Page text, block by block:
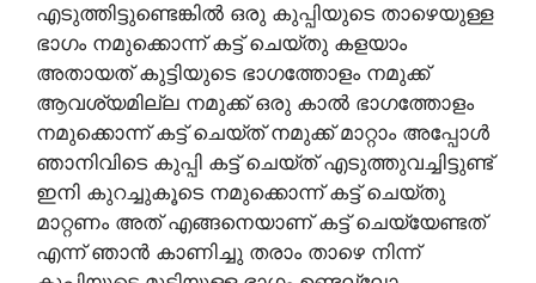
എടുത്തിട്ടുണ്ടെങ്കിൽ ഒരു കുപ്പിയുടെ താഴെയുള്ള
ഭാഗം നമുക്കൊന്ന് കട്ട് ചെയ്തു കളയാം
അതായത് കുട്ടിയുടെ ഭാഗത്തോളം നമുക്ക്
ആവശ്യമില്ല നമുക്ക് ഒരു കാൽ ഭാഗത്തോളം
നമുക്കൊന്ന് കട്ട് ചെയ്ത് നമുക്ക് മാറ്റാം അപ്പോൾ
ഞാനിവിടെ കുപ്പി കട്ട് ചെയ്ത് എടുത്തുവച്ചിട്ടുണ്ട്
ഇനി കുറച്ചുകൂടെ നമുക്കൊന്ന് കട്ട് ചെയ്തു
മാറ്റണം അത് എങ്ങനെയാണ് കട്ട് ചെയ്യേണ്ടത്
എന്ന് ഞാൻ കാണിച്ചു തരാം താഴെ നിന്ന്